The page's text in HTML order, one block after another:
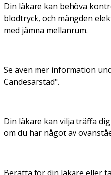
Din läkare kan behöva
blodtryck, och mängden
med jämna mellanrum.
Se även mer information
Candesarstad".
Din läkare kan vilja träffa
om du har något av
Berätta för din läkare eller